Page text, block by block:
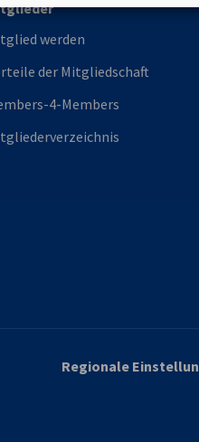
werden
der Mitgliedschaft
4-Members
Regionale